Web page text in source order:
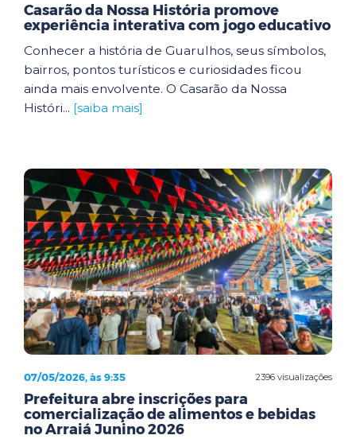
Casarão da Nossa História promove
experiência interativa com jogo educativo
Conhecer a história de Guarulhos, seus símbolos,
bairros, pontos turísticos e curiosidades ficou
ainda mais envolvente. O Casarão da Nossa
Históri... [saiba mais]
2396 visualizações
07/05/2026, às 9:35
Prefeitura abre inscrições para
comercialização de alimentos e bebidas
no Arraiá Junino 2026